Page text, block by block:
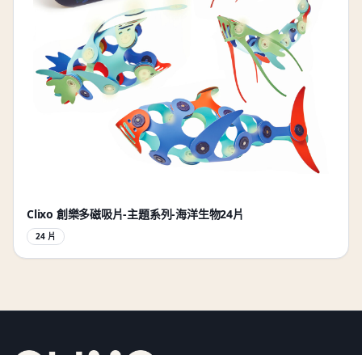
Clixo 創樂多磁吸片-主題系列-海洋生物24片
24 片